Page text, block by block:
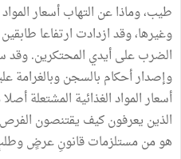
طيب، وماذا عن التهاب أسعار
وغيرها، وقد ازدادت ارتفاعا
الضرب على أيدي المحتكرين. وقد
وإصدار أحكام بالسجن وبالغرامة
أسعار المواد الغذائية المشتعلة
الذين يعرفون كيف يقتنصون
هو من مستلزمات قانونِ عرضٍ